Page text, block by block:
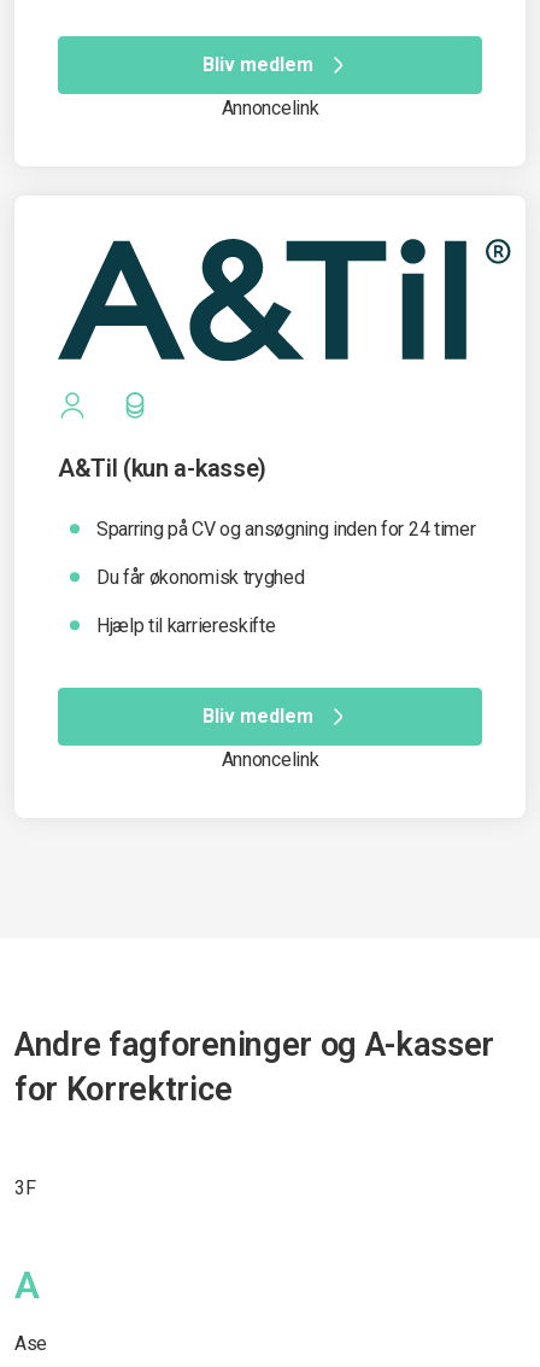
Bliv medlem
Annoncelink
A&Til (kun a-kasse)
Sparring på CV og ansøgning inden for 24 timer
Du får økonomisk tryghed
Hjælp til karriereskifte
Bliv medlem
Annoncelink
Andre fagforeninger og A-kasser
for Korrektrice
3F
A
Ase